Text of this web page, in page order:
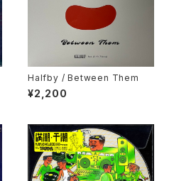
Halfby / Between Them
¥2,200